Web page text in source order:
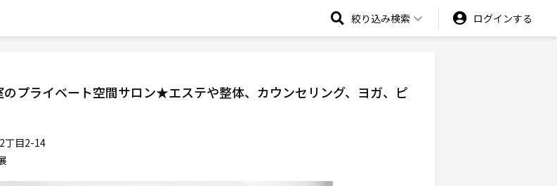
絞り込み検索 ログインする
プライベート空間サロン★エステや整体、カウンセリング、ヨガ、ピ
丁目2-14